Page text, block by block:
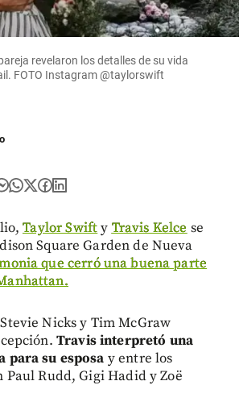
revelaron los detalles de su vida
FOTO Instagram @taylorswift
Taylor Swifty Travis Kelce se
Square Garden de Nueva
que cerró una buena parte
Nicks y Tim McGraw
Travis interpretó una
para su esposa y entre los
Paul Rudd, Gigi Hadid y Zoë